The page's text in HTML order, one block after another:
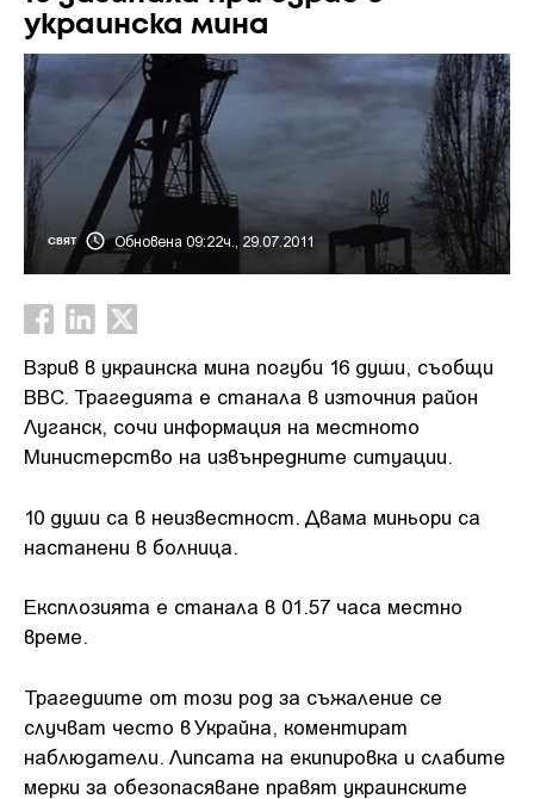
украинска мина
СВЯТ Обновена 09:22ч., 29.07.2011
Взрив в украинска мина погуби 16 души, съобщи
BBC. Трагедията е станала в източния район
Луганск, сочи информация на местното
Министерство на извънредните ситуации.
10 души са в неизвестност. Двама миньори са
настанени в болница.
Експлозията е станала в 01.57 часа местно
време.
Трагедиите от този род за съжаление се
случват често в Украйна, коментират
наблюдатели. Липсата на екипировка и слабите
мерки за обезопасяване правят украинските